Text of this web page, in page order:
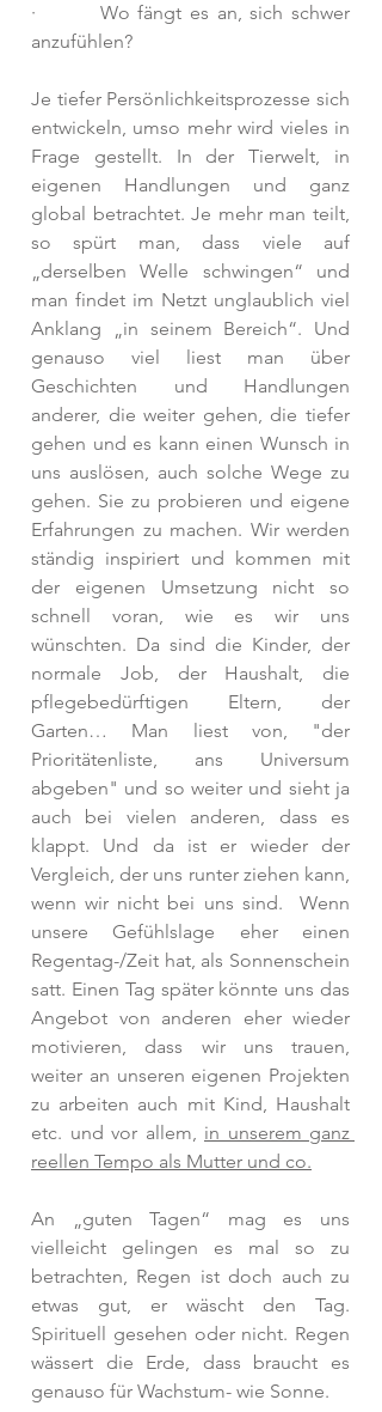
·        Wo fängt es an, sich schwer
anzufühlen?
Je tiefer Persönlichkeitsprozesse sich
entwickeln, umso mehr wird vieles in
Frage gestellt. In der Tierwelt, in
eigenen Handlungen und ganz
global betrachtet. Je mehr man teilt,
so spürt man, dass viele auf
„derselben Welle schwingen“ und
man findet im Netzt unglaublich viel
Anklang „in seinem Bereich“. Und
genauso viel liest man über
Geschichten und Handlungen
anderer, die weiter gehen, die tiefer
gehen und es kann einen Wunsch in
uns auslösen, auch solche Wege zu
gehen. Sie zu probieren und eigene
Erfahrungen zu machen. Wir werden
ständig inspiriert und kommen mit
der eigenen Umsetzung nicht so
schnell voran, wie es wir uns
wünschten. Da sind die Kinder, der
normale Job, der Haushalt, die
pflegebedürftigen Eltern, der
Garten… Man liest von, "der
Prioritätenliste, ans Universum
abgeben" und so weiter und sieht ja
auch bei vielen anderen, dass es
klappt. Und da ist er wieder der
Vergleich, der uns runter ziehen kann,
wenn wir nicht bei uns sind.  Wenn
unsere Gefühlslage eher einen
Regentag-/Zeit hat, als Sonnenschein
satt. Einen Tag später könnte uns das
Angebot von anderen eher wieder
motivieren, dass wir uns trauen,
weiter an unseren eigenen Projekten
zu arbeiten auch mit Kind, Haushalt
etc. und vor allem, in unserem ganz
reellen Tempo als Mutter und co.
An „guten Tagen“ mag es uns
vielleicht gelingen es mal so zu
betrachten, Regen ist doch auch zu
etwas gut, er wäscht den Tag.
Spirituell gesehen oder nicht. Regen
wässert die Erde, dass braucht es
genauso für Wachstum- wie Sonne.